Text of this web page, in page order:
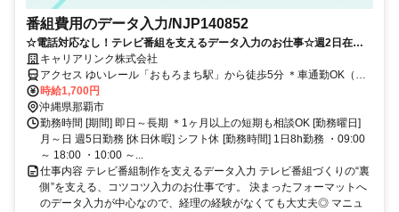
番組費用のデータ入力/NJP140852
☆電話対応なし！テレビ番組を支えるデータ入力のお仕事☆週2日在宅
OK＆服装自由で働きやすさ抜群です♪
キャリアリンク株式会社
アクセス ゆいレール「おもろまち駅」から徒歩5分 ＊車通勤OK（駐
車場完備）
時給1,700円
沖縄県那覇市
勤務時間 [期間] 即日～長期 ＊1ヶ月以上の短期も相談OK [勤務曜日]
月～日 週5日勤務 [休日休暇] シフト休 [勤務時間] 1日8h勤務 ・09:00
～ 18:00 ・10:00 ～...
仕事内容 テレビ番組制作を支えるデータ入力 テレビ番組づくりの“裏
側”を支える、コツコツ入力のお仕事です。 決まったフォーマットへ
のデータ入力が中心なので、経理の経験がなくても大丈夫◎ マニュ